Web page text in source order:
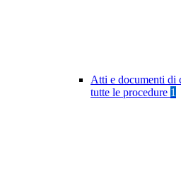
Atti e documenti di
tutte le procedure 1